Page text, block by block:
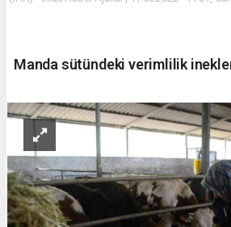
Manda sütündeki verimlilik